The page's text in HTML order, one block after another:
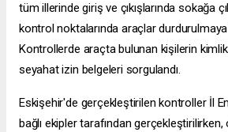
tüm illerinde giriş ve çıkışlarında sokağa
kontrol noktalarında araçlar durdurulmaya
Kontrollerde araçta bulunan kişilerin
seyahat izin belgeleri sorgulandı.
Eskişehir'de gerçekleştirilen kontroller İl
bağlı ekipler tarafından